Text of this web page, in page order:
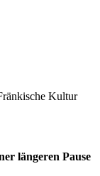
längeren Pause